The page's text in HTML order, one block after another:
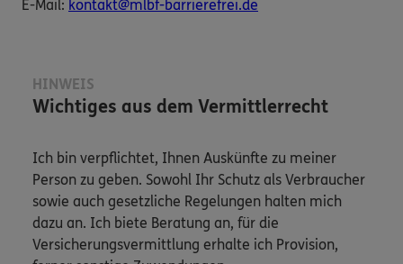
E-​Mail: kontakt@mlbf-barrierefrei.de
HINWEIS
Wichtiges aus dem Vermittlerrecht
Ich bin verpflichtet, Ihnen Auskünfte zu meiner
Person zu geben. Sowohl Ihr Schutz als Verbraucher
sowie auch gesetzliche Regelungen halten mich
dazu an. Ich biete Beratung an, für die
Versicherungsvermittlung erhalte ich Provision,